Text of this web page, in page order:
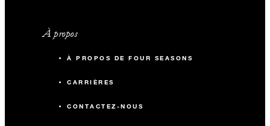
À propos
À PROPOS DE FOUR SEASONS
CARRIÈRES
CONTACTEZ-NOUS